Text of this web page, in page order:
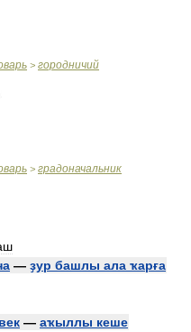
> городничий
> градоначальник
— ҙур башлы ала ҡарға
— аҡыллы кеше